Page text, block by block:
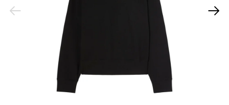
Previous Next